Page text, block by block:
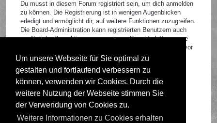
Um unsere Webseite für Sie optimal zu
gestalten und fortlaufend verbessern zu
können, verwenden wir Cookies. Durch die
weitere Nutzung der Webseite stimmen Sie
der Verwendung von Cookies zu.
Weitere Informationen zu Cookies erhalten
Du musst in diesem Forum registriert sein, um dich anmelden
zu können. Die Registrierung ist in wenigen Augenblicken
erledigt und ermöglicht dir, auf weitere Funktionen zuzugreifen.
Die Board-Administration kann registrierten Benutzern auch
zusätzliche Berechtigungen zuweisen. Beachte bitte unsere
Nutzungsbedingungen und die verwandten Regelungen, bevor
du dich registrierst. Bitte beachte auch die jeweiligen
Forenregeln, wenn du dich in diesem Board bewegst.
Nutzungsbedingungen|Datenschutzrichtlinie
Registrieren